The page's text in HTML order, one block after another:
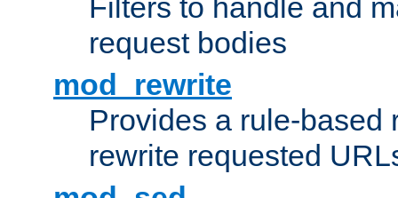
Filters to handle and
request bodies
mod_rewrite
Provides a rule-based
rewrite requested